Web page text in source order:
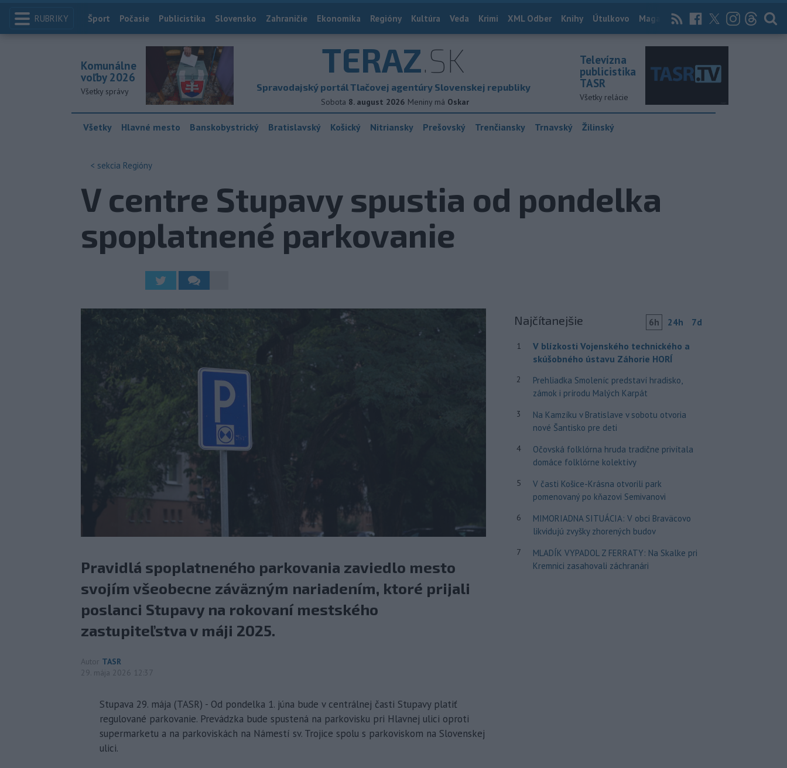
RUBRIKY Index
Šport Počasie Publicistika Slovensko Zahraničie Ekonomika Regióny Kultúra Veda Krimi XML Odber Knihy Útulkovo Magazín News Now Archív
TERAZ.SK
Spravodajský portál Tlačovej agentúry Slovenskej republiky
Sobota 8. august 2026 Meniny má Oskar
Komunálne
voľby 2026
Všetky správy
Televízna
publicistika
TASR
Všetky relácie
Všetky Hlavné mesto Banskobystrický Bratislavský Košický Nitriansky Prešovský Trenčiansky Trnavský Žilinský
< sekcia Regióny
V centre Stupavy spustia od pondelka
spoplatnené parkovanie
Pravidlá spoplatneného parkovania zaviedlo mesto
svojím všeobecne záväzným nariadením, ktoré prijali
poslanci Stupavy na rokovaní mestského
zastupiteľstva v máji 2025.
Autor TASR
29. mája 2026 12:37
Stupava 29. mája (TASR) - Od pondelka 1. júna bude v centrálnej časti Stupavy platiť
regulované parkovanie. Prevádzka bude spustená na parkovisku pri Hlavnej ulici oproti
supermarketu a na parkoviskách na Námestí sv. Trojice spolu s parkoviskom na Slovenskej
ulici.
Najčítanejšie 6h 24h 7d
1
V blízkosti Vojenského technického a
skúšobného ústavu Záhorie HORÍ
2
Prehliadka Smoleníc predstaví hradisko,
zámok i prírodu Malých Karpát
3
Na Kamzíku v Bratislave v sobotu otvoria
nové Šantisko pre deti
4
Očovská folklórna hruda tradične privítala
domáce folklórne kolektívy
5
V časti Košice-Krásna otvorili park
pomenovaný po kňazovi Semivanovi
6
MIMORIADNA SITUÁCIA: V obci Braväcovo
likvidujú zvyšky zhorených budov
7
MLADÍK VYPADOL Z FERRATY: Na Skalke pri
Kremnici zasahovali záchranári